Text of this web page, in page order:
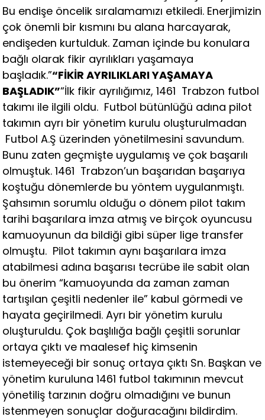
Bu endişe öncelik sıralamamızı etkiledi. Enerjimizin
çok önemli bir kısmını bu alana harcayarak,
endişeden kurtulduk. Zaman içinde bu konulara
bağlı olarak fikir ayrılıkları yaşamaya
başladık.”“FİKİR AYRILIKLARI YAŞAMAYA
BAŞLADIK”“İlk fikir ayrılığımız, 1461 Trabzon futbol
takımı ile ilgili oldu. Futbol bütünlüğü adına pilot
takımın ayrı bir yönetim kurulu oluşturulmadan
Futbol A.Ş üzerinden yönetilmesini savundum.
Bunu zaten geçmişte uygulamış ve çok başarılı
olmuştuk. 1461 Trabzon’un başarıdan başarıya
koştuğu dönemlerde bu yöntem uygulanmıştı.
Şahsımın sorumlu olduğu o dönem pilot takım
tarihi başarılara imza atmış ve birçok oyuncusu
kamuoyunun da bildiği gibi süper lige transfer
olmuştu. Pilot takımın aynı başarılara imza
atabilmesi adına başarısı tecrübe ile sabit olan
bu önerim “kamuoyunda da zaman zaman
tartışılan çeşitli nedenler ile” kabul görmedi ve
hayata geçirilmedi. Ayrı bir yönetim kurulu
oluşturuldu. Çok başlılığa bağlı çeşitli sorunlar
ortaya çıktı ve maalesef hiç kimsenin
istemeyeceği bir sonuç ortaya çıktı Sn. Başkan ve
yönetim kuruluna 1461 futbol takımının mevcut
yönetiliş tarzının doğru olmadığını ve bunun
istenmeyen sonuçlar doğuracağını bildirdim.